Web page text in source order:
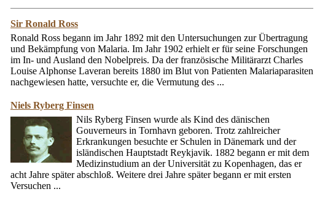
Sir Ronald Ross
Ronald Ross begann im Jahr 1892 mit den Untersuchungen zur Übertragung
und Bekämpfung von Malaria. Im Jahr 1902 erhielt er für seine Forschungen
im In- und Ausland den Nobelpreis. Da der französische Militärarzt Charles
Louise Alphonse Laveran bereits 1880 im Blut von Patienten Malariaparasiten
nachgewiesen hatte, versuchte er, die Vermutung des ...
Niels Ryberg Finsen
Nils Ryberg Finsen wurde als Kind des dänischen
Gouverneurs in Tornhavn geboren. Trotz zahlreicher
Erkrankungen besuchte er Schulen in Dänemark und der
isländischen Hauptstadt Reykjavik. 1882 begann er mit dem
Medizinstudium an der Universität zu Kopenhagen, das er
acht Jahre später abschloß. Weitere drei Jahre später begann er mit ersten
Versuchen ...